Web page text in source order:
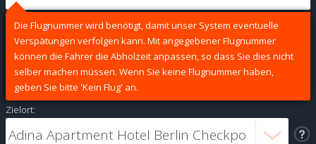
Die Flugnummer wird benötigt, damit unser System eventuelle
Verspätungen verfolgen kann. Mit angegebener Flugnummer
können die Fahrer die Abholzeit anpassen, so dass Sie dies nicht
selber machen müssen. Wenn Sie keine Flugnummer haben,
geben Sie bitte 'Kein Flug' an.
Zielort: